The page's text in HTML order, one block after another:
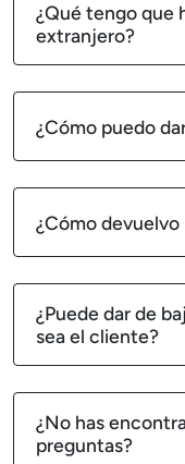
¿Qué tengo que
extranjero?
¿Cómo puedo
¿Cómo
¿Puede dar de
sea el cliente?
¿No has
preguntas?